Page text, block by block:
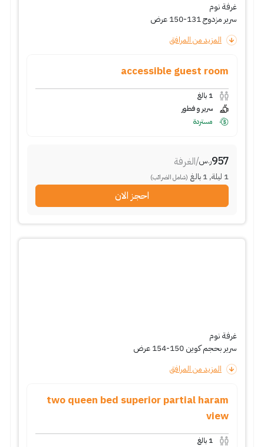
غرفة نوم
سرير مزدوج 131-150 عرض
المزيد من المرافق
accessible guest room
1 بالغ
سرير و فطور
مستردة
957ر.س/الغرفة
1 ليلة,
1 بالغ (شامل الضرائب)
احجز الان
غرفة نوم
سرير بحجم كوين 150-154 عرض
المزيد من المرافق
two queen bed superior partial haram
view
1 بالغ